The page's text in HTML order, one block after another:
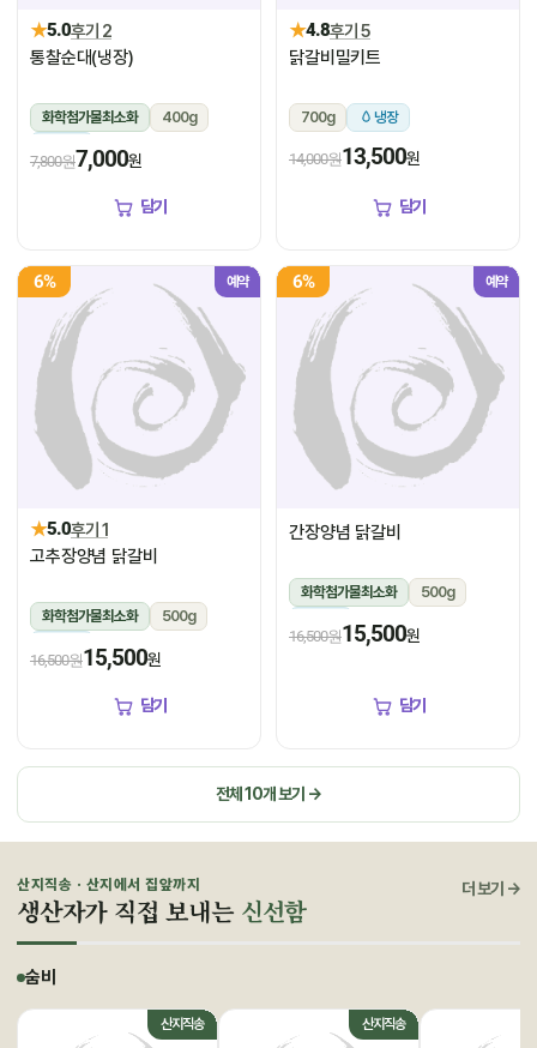
★5.0후기 2
통찰순대(냉장)
화학첨가물최소화
400g
냉장
7,800원7,000원
담기
★4.8후기 5
닭갈비밀키트
700g 냉장
14,000원13,500원
담기
6% 예약
★5.0후기 1
고추장양념 닭갈비
화학첨가물최소화
500g
16,500원15,500원
담기
6% 예약
간장양념 닭갈비
화학첨가물최소화
500g
16,500원15,500원
담기
전체 10개 보기 →
산지직송 · 산지에서 집앞까지
생산자가 직접 보내는 신선함
더 보기 →
숨비
산지직송 산지직송